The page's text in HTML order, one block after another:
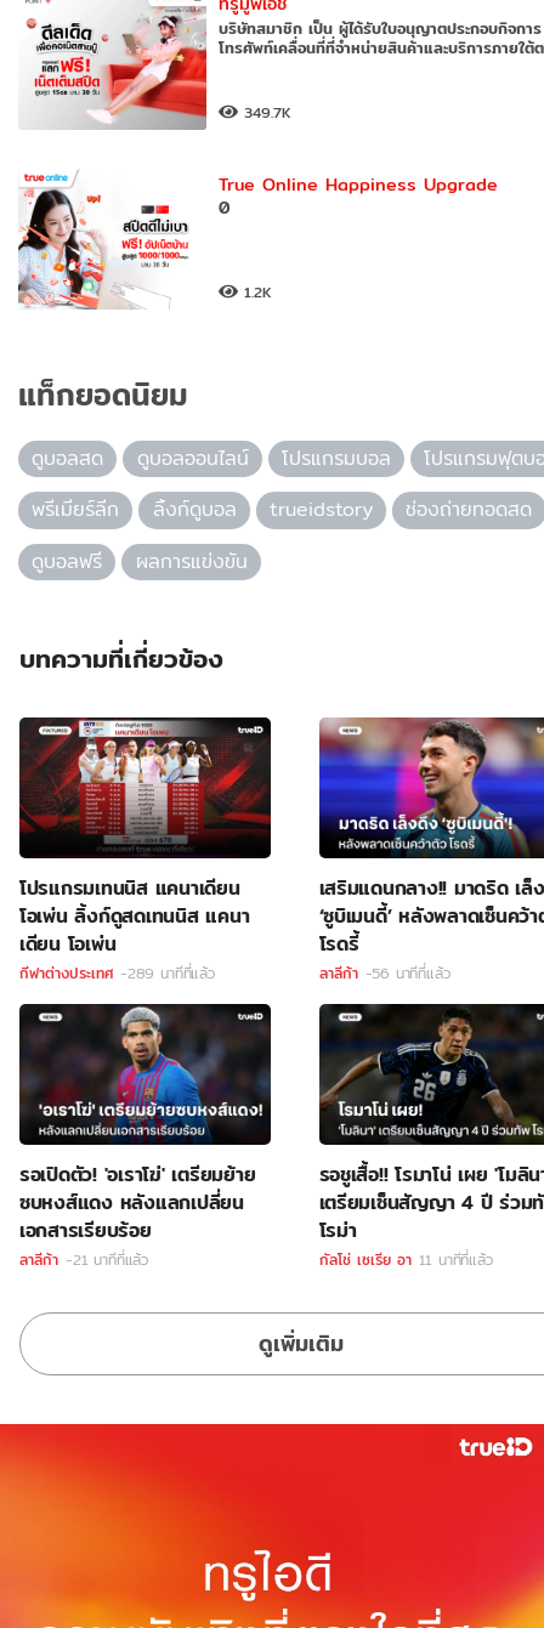
บริษัทสมาชิก เป็น ผู้ได้รับใบอนุญาตประกอบกิจการ
โทรศัพท์เคลื่อนที่ที่จำหน่ายสินค้าและบริการภายใต้
349.7K
True Online Happiness Upgrade
0
1.2K
แท็กยอดนิยม
ดูบอลสด ดูบอลออนไลน์ โปรแกรมบอล
โปรแกรมฟุตบ
พรีเมียร์ลีก
ลิ้งก์ดูบอล trueidstory
ช่องถ่ายทอดสด
ดูบอลฟรี
ผลการแข่งขัน
บทความที่เกี่ยวข้อง
โปรแกรมเทนนิส แคนาเดียน
โอเพ่น ลิ้งก์ดูสดเทนนิส แคนา
เดียน โอเพ่น
กีฬาต่างประเทศ -289 นาทีที่แล้ว
เสริมแดนกลาง!! มาดริด เล็
‘ซูบิเมนดี้’ หลังพลาดเซ็นคว้
โรดรี้
ลาลีก้า -56 นาทีที่แล้ว
รอเปิดตัว! 'อเราโฆ่' เตรียมย้าย
ซบหงส์แดง หลังแลกเปลี่ยน
เอกสารเรียบร้อย
ลาลีก้า -21 นาทีที่แล้ว
รอชูเสื้อ!! โรมาโน่ เผย 'โมลิน
เตรียมเซ็นสัญญา 4 ปี ร่วม
โรม่า
กัลโช่ เซเรีย อา 11 นาทีที่แล้ว
ดูเพิ่มเติม